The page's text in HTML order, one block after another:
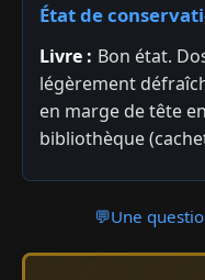
État de
Livre : Bon état.
légèrement
en marge de tête
bibliothèque
💬Une